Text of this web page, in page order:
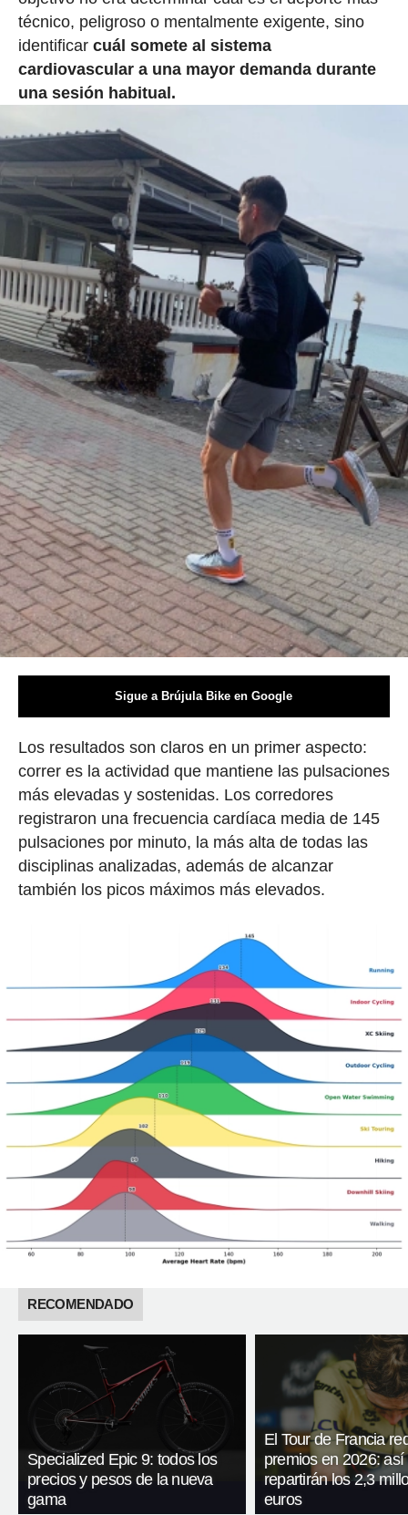
técnico, peligroso o mentalmente exigente, sino
identificar cuál somete al sistema
cardiovascular a una mayor demanda durante
una sesión habitual.
Sigue a Brújula Bike en Google
Los resultados son claros en un primer aspecto:
correr es la actividad que mantiene las pulsaciones
más elevadas y sostenidas. Los corredores
registraron una frecuencia cardíaca media de 145
pulsaciones por minuto, la más alta de todas las
disciplinas analizadas, además de alcanzar
también los picos máximos más elevados.
RECOMENDADO
Specialized Epic 9: todos los
precios y pesos de la nueva
gama
El Tour de Francia
premios en 2026: así
repartirán los 2,3
euros